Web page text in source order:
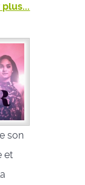
plus...
son
et